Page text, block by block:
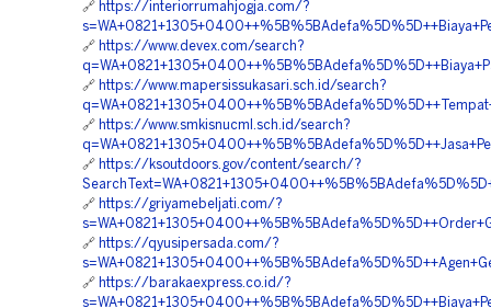
🔗 https://interiorrumahjogja.com/?
🔗 https://www.devex.com/search?
🔗 https://www.mapersissukasari.sch.id/search?
🔗 https://www.smkisnucml.sch.id/search?
🔗 https://ksoutdoors.gov/content/search/?
🔗 https://griyamebeljati.com/?
🔗 https://qyusipersada.com/?
🔗 https://barakaexpress.co.id/?